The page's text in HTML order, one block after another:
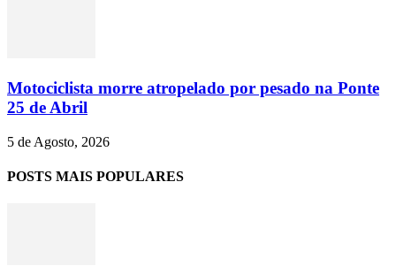
Motociclista morre atropelado por pesado na Ponte
25 de Abril
5 de Agosto, 2026
POSTS MAIS POPULARES